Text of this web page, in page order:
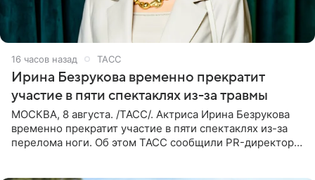
16 часов назад ТАСС
Ирина Безрукова временно прекратит
участие в пяти спектаклях из-за травмы
МОСКВА, 8 августа. /ТАСС/. Актриса Ирина Безрукова
временно прекратит участие в пяти спектаклях из-за
перелома ноги. Об этом ТАСС сообщили PR-директор